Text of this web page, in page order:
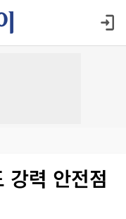
강력 안전점